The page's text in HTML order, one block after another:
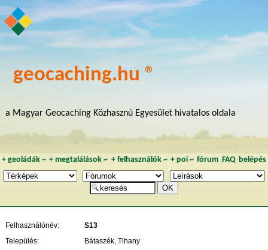
geocaching.hu ®
a Magyar Geocaching Közhasznú Egyesület hivatalos oldala
+ geoládák~ +megtalálások ~ + felhasználók~ + poi~ fórum FAQ belépés
Felhasználónév:
S13
Település:
Bátaszék, Tihany